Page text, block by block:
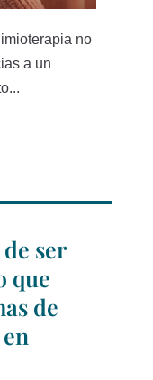
no
a un
ser
que
de